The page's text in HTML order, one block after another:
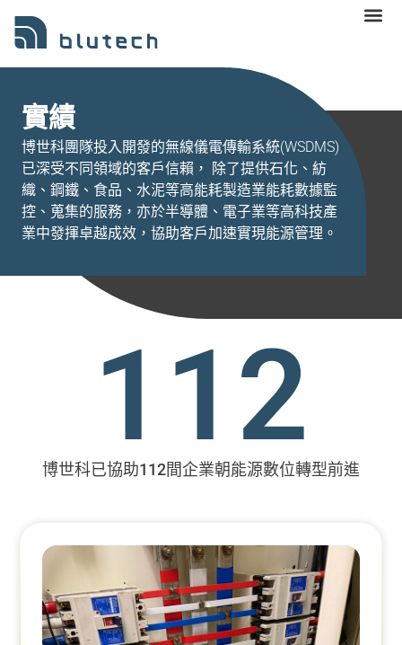
實績
博世科團隊投入開發的無線儀電傳輸系統(WSDMS)
已深受不同領域的客戶信賴， 除了提供石化、紡
織、鋼鐵、食品、水泥等高能耗製造業能耗數據監
控、蒐集的服務，​亦於半導體、電子業等高科技產
業中發揮卓越成效，協助客戶加速實現能源管理。
112
博世科已協助112間企業朝能源數位轉型前進